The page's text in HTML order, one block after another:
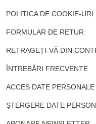
POLITICA DE COOKIE-URI
FORMULAR DE RETUR
RETRAGEȚI-VĂ DIN
ÎNTREBĂRI FRECVENTE
ACCES DATE PERSONALE
ȘTERGERE DATE